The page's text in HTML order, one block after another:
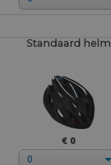
Standaard helm
€ 0